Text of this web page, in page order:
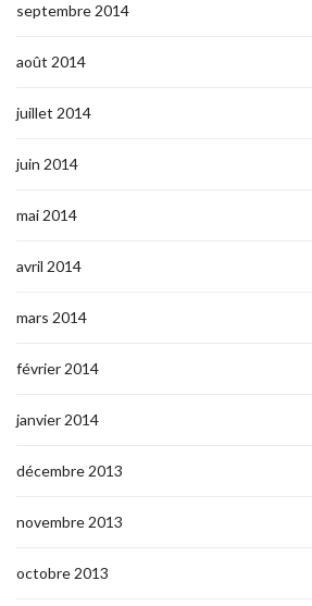
septembre 2014
août 2014
juillet 2014
juin 2014
mai 2014
avril 2014
mars 2014
février 2014
janvier 2014
décembre 2013
novembre 2013
octobre 2013